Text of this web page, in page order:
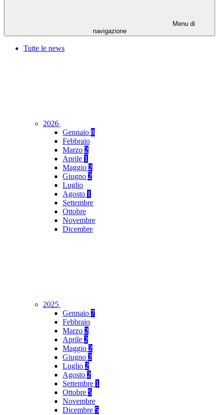
Menu di
navigazione
Tutte le news
2026
Gennaio 8
Febbraio
Marzo 2
Aprile 1
Maggio 2
Giugno 2
Luglio
Agosto 1
Settembre
Ottobre
Novembre
Dicembre
2025
Gennaio 7
Febbraio
Marzo 2
Aprile 2
Maggio 2
Giugno 2
Luglio 2
Agosto 2
Settembre 1
Ottobre 5
Novembre
Dicembre 5